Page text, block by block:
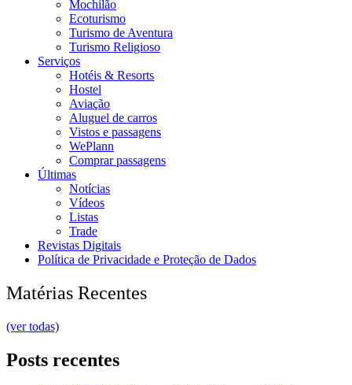
Mochilão
Ecoturismo
Turismo de Aventura
Turismo Religioso
Serviços
Hotéis & Resorts
Hostel
Aviação
Aluguel de carros
Vistos e passagens
WePlann
Comprar passagens
Últimas
Notícias
Vídeos
Listas
Trade
Revistas Digitais
Política de Privacidade e Proteção de Dados
Matérias Recentes
(ver todas)
Posts recentes